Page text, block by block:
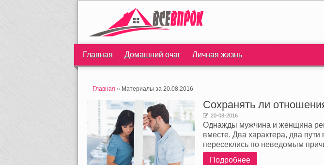
Главная Домашний очаг Личная жизнь
Главная » Материалы за 20.08.2016
Сохранять ли
20-08-2016
Однажды мужчина и женщина
вместе. Два характера, два пути
пересеклись по неведомым
Подробнее